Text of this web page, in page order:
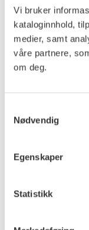
Vi bruker
kataloginnhold,
medier, samt
våre partnere,
om deg.
Nødvendig
Egenskaper
Statistikk
Tiller, Lars (
Komposisjon
Olje på plate
NOK 70 000–90